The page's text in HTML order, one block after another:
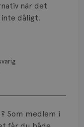
när det
inte dåligt.
Som medlem i